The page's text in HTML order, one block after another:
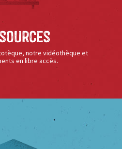
notre vidéothèque et
en libre accès.